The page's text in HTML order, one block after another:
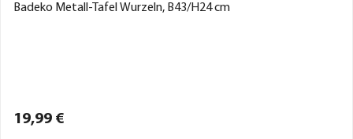
Badeko Metall-Tafel Wurzeln, B43/H24 cm
19,99 €